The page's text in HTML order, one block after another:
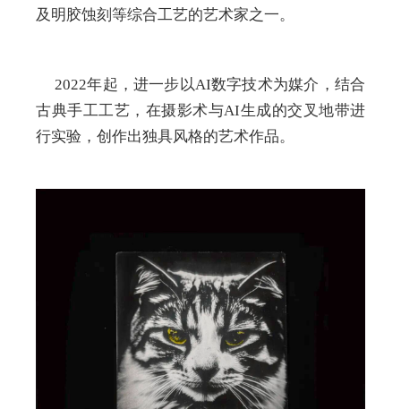
及明胶蚀刻等综合工艺的艺术家之一。
2022年起，进一步以AI数字技术为媒介，结合
古典手工工艺，在摄影术与AI生成的交叉地带进
行实验，创作出独具风格的艺术作品。